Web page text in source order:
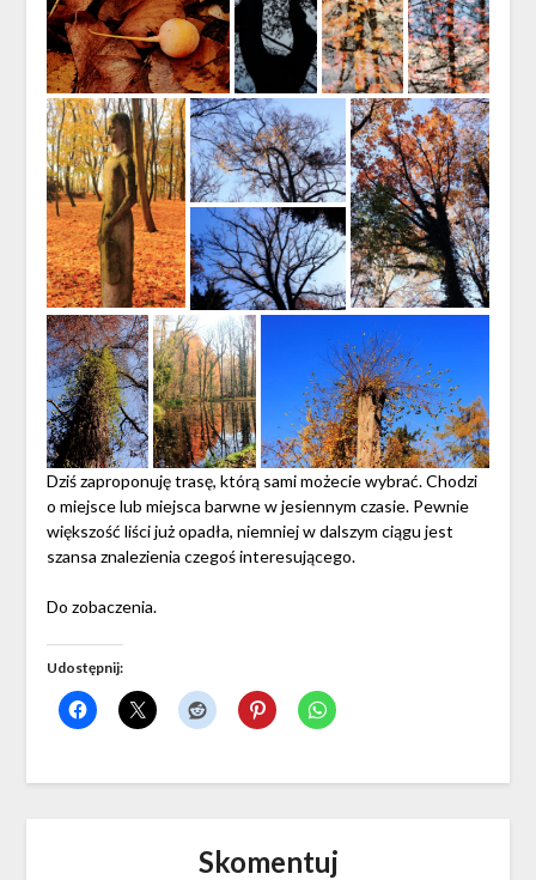
Dziś zaproponuję trasę, którą sami możecie wybrać. Chodzi
o miejsce lub miejsca barwne w jesiennym czasie. Pewnie
większość liści już opadła, niemniej w dalszym ciągu jest
szansa znalezienia czegoś interesującego.
Do zobaczenia.
Udostępnij:
Skomentuj